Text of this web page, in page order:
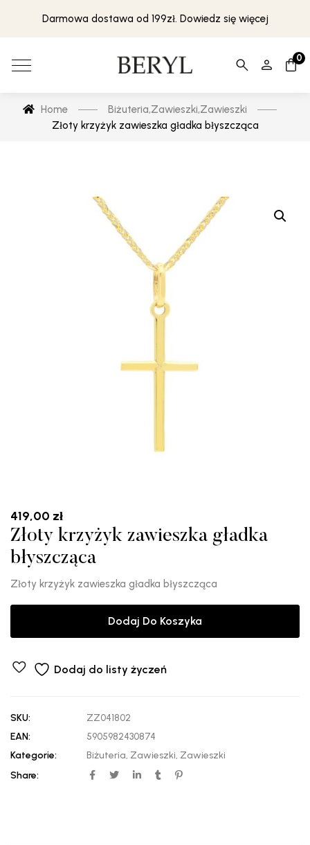
Darmowa dostawa od 199zł. Dowiedz się więcej
0
Home Biżuteria,Zawieszki,Zawieszki
Złoty krzyżyk zawieszka gładka błyszcząca
419,00 zł
Złoty krzyżyk zawieszka gładka
błyszcząca
Złoty krzyżyk zawieszka gładka błyszcząca
Dodaj Do Koszyka
Dodaj do listy życzeń
SKU:
ZZ041802
EAN:
5905982430874
Kategorie:
Biżuteria, Zawieszki, Zawieszki
Share: